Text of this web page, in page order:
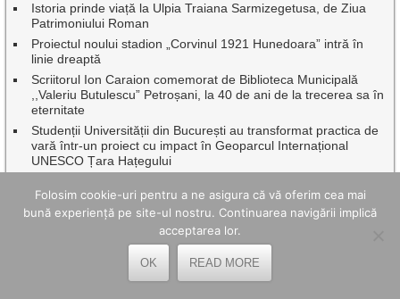
Istoria prinde viață la Ulpia Traiana Sarmizegetusa, de Ziua
Patrimoniului Roman
Proiectul noului stadion „Corvinul 1921 Hunedoara” intră în
linie dreaptă
Scriitorul Ion Caraion comemorat de Biblioteca Municipală
,,Valeriu Butulescu” Petroșani, la 40 de ani de la trecerea sa în
eternitate
Studenții Universității din București au transformat practica de
vară într-un proiect cu impact în Geoparcul Internațional
UNESCO Țara Hațegului
pielii
5 idei de afaceri pe care le poți începe de acasă și unde un
curier rapid îți poate ușura munca
Folosim cookie-uri pentru a ne asigura că vă oferim cea mai
bună experiență pe site-ul nostru. Continuarea navigării implică
acceptarea lor.
OK READ MORE